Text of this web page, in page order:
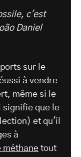
c'est
Daniel
sur le
à vendre
même si le
signifie que le
et qu'il
à
méthane tout